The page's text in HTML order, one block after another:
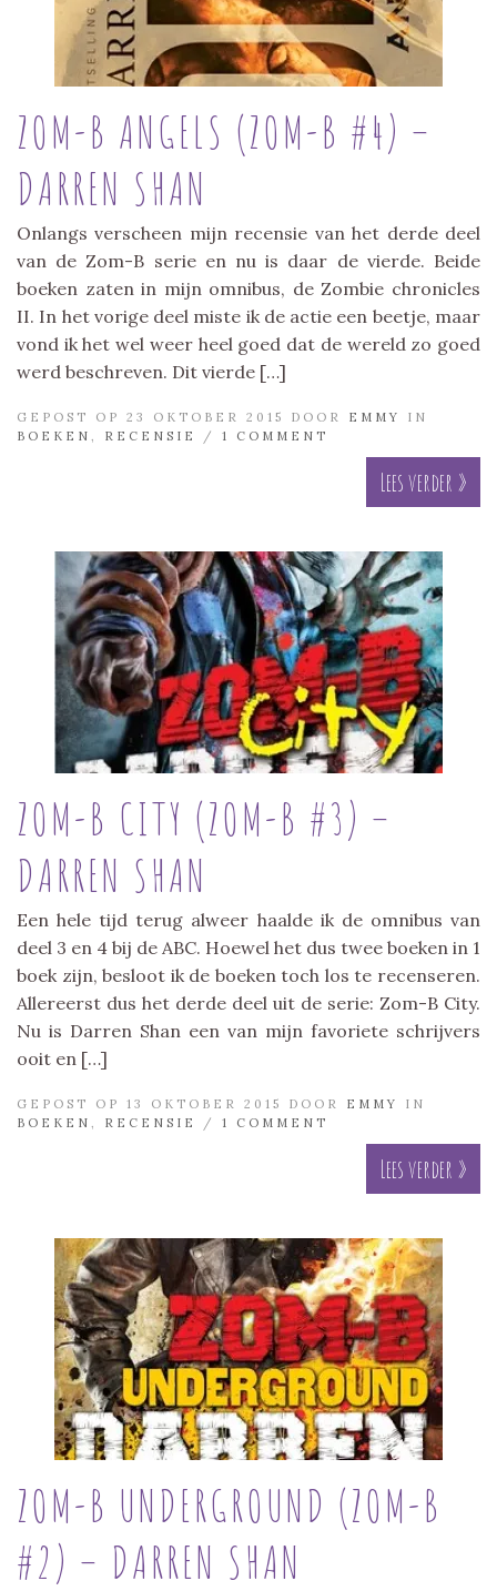
ZOM-B ANGELS (ZOM-B #4) –
DARREN SHAN
Onlangs verscheen mijn recensie van het derde deel
van de Zom-B serie en nu is daar de vierde. Beide
boeken zaten in mijn omnibus, de Zombie chronicles
II. In het vorige deel miste ik de actie een beetje, maar
vond ik het wel weer heel goed dat de wereld zo goed
werd beschreven. Dit vierde […]
GEPOST OP 23 OKTOBER 2015 DOOR EMMY
IN
BOEKEN
RECENSIE / 1 COMMENT
Lees verder »
ZOM-B CITY (ZOM-B #3) –
DARREN SHAN
Een hele tijd terug alweer haalde ik de omnibus van
deel 3 en 4 bij de ABC. Hoewel het dus twee boeken in 1
boek zijn, besloot ik de boeken toch los te recenseren.
Allereerst dus het derde deel uit de serie: Zom-B City.
Nu is Darren Shan een van mijn favoriete schrijvers
ooit en […]
GEPOST OP 13 OKTOBER 2015 DOOR EMMY
IN
BOEKEN
RECENSIE / 1 COMMENT
Lees verder »
ZOM-B UNDERGROUND (ZOM-B
#2) – DARREN SHAN